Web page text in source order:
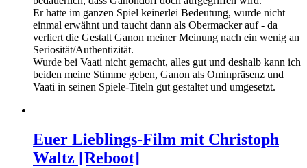
Er hatte im ganzen Spiel keinerlei Bedeutung, wurde nicht
einmal erwähnt und taucht dann als Obermacker auf - da
verliert die Gestalt Ganon meiner Meinung nach ein wenig an
Seriosität/Authentizität.
Wurde bei Vaati nicht gemacht, alles gut und deshalb kann ich
beiden meine Stimme geben, Ganon als Ominpräsenz und
Vaati in seinen Spiele-Titeln gut gestaltet und umgesetzt.
Euer Lieblings-Film mit Christoph
Waltz [Reboot]